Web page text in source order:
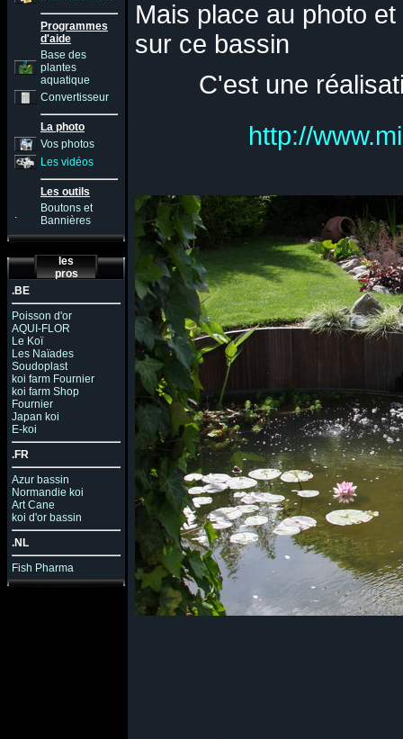
Programmes
d'aide
Base des
plantes
aquatique
Convertisseur
La photo
Vos photos
Les vidéos
Les outils
.
Boutons et
Bannières
les
pros
.BE
Poisson d'or
AQUI-FLOR
Le Koï
Les Naïades
Soudoplast
koi farm Fournier
koi farm Shop
Fournier
Japan koi
E-koi
.FR
Azur bassin
Normandie koi
Art Cane
koi d'or bassin
.NL
Fish Pharma
Mais place au photo
sur ce bassin
C'est une
http://